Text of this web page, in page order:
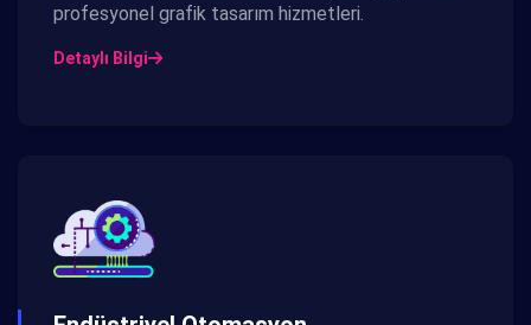
profesyonel grafik tasarım hizmetleri.
Detaylı Bilgi